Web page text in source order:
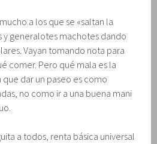
a los que se «saltan la
y generalotes machotes dando
Vayan tomando nota para
comer. Pero qué mala es la
dar un paseo es como
no como ir a una buena mani
a todos, renta básica universal